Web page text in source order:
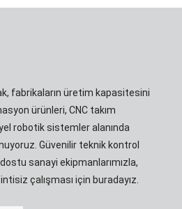
fabrikaların üretim kapasitesini
ürünleri, CNC takım
robotik sistemler alanında
Güvenilir teknik kontrol
sanayi ekipmanlarımızla,
çalışması için buradayız.